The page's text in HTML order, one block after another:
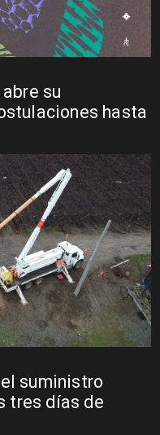
su
hasta
suministro
tres días de